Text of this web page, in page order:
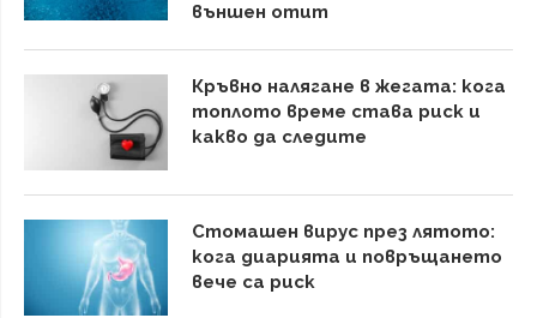
външен отит
Кръвно налягане в жегата: кога
топлото време става риск и
какво да следите
Стомашен вирус през лятото:
кога диарията и повръщането
вече са риск